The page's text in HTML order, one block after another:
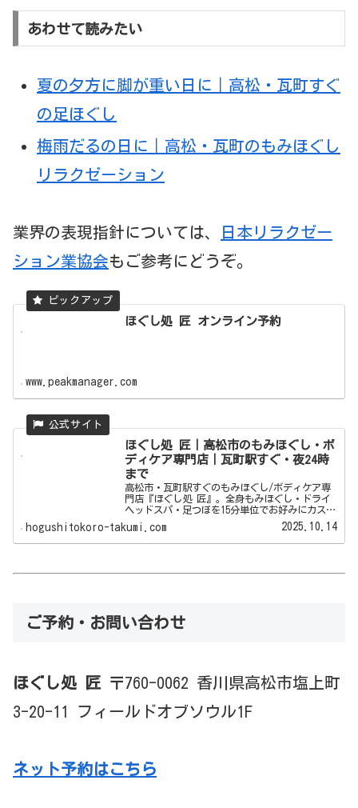
あわせて読みたい
夏の夕方に脚が重い日に｜高松・瓦町すぐ
の足ほぐし
梅雨だるの日に｜高松・瓦町のもみほぐし
リラクゼーション
業界の表現指針については、
日本リラクゼー
ション業協会もご参考にどうぞ。
ほぐし処 匠 オンライン予約
www.peakmanager.com
ほぐし処 匠｜高松市のもみほぐし・ボ
ディケア専門店｜瓦町駅すぐ・夜24時
まで
高松市・瓦町駅すぐのもみほぐし/ボディケア専
門店『ほぐし処 匠』。全身もみほぐし・ドライ
ヘッドスパ・足つぼを15分単位でお好みにカスタ
マイズ。夜24時まで営業・駐車場あり・当日予約
OK。お仕事帰りやお出かけ後のリフレッシュにご
利用ください。
hogushitokoro-takumi.com 2025.10.14
ご予約・お問い合わせ
ほぐし処 匠 〒760-0062 香川県高松市塩上町
3-20-11 フィールドオブソウル1F
ネット予約はこちら